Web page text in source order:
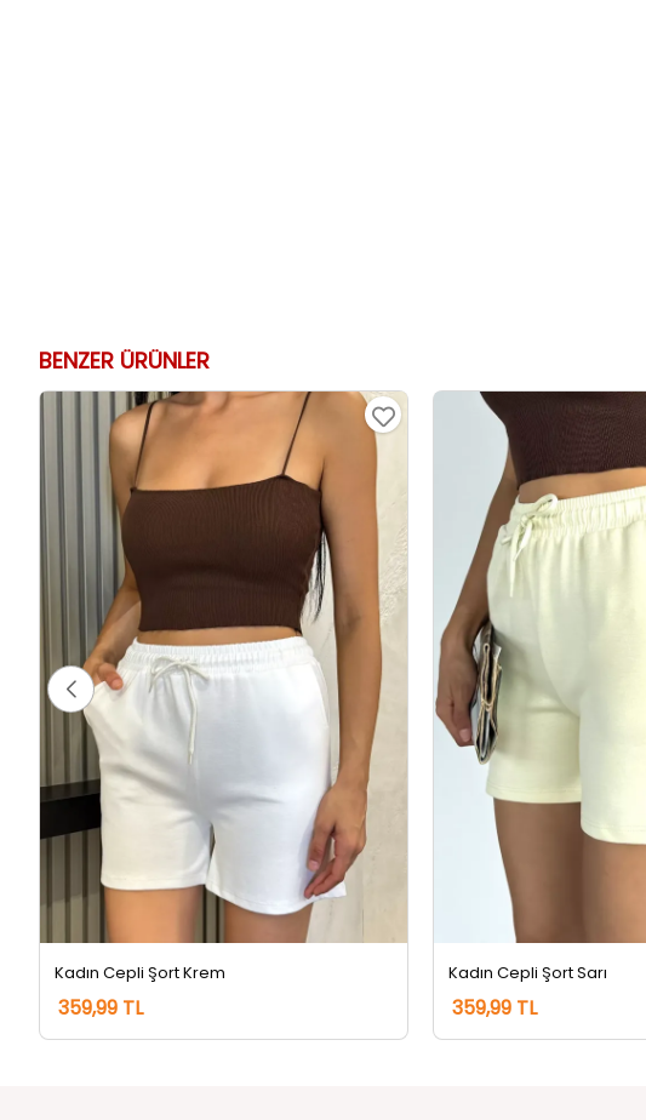
Kadın Cepli Şort Krem
359,99 TL
Kadın Cepli Şort Sarı
359,99 TL